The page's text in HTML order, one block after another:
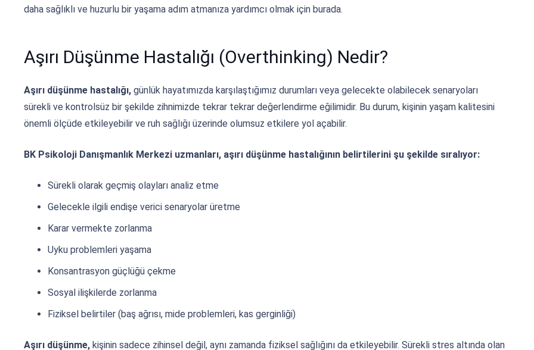
daha sağlıklı ve huzurlu bir yaşama adım atmanıza yardımcı olmak için burada.
Aşırı Düşünme Hastalığı (Overthinking) Nedir?
Aşırı düşünme hastalığı, günlük hayatımızda karşılaştığımız durumları veya gelecekte olabilecek senaryoları
sürekli ve kontrolsüz bir şekilde zihnimizde tekrar tekrar değerlendirme eğilimidir. Bu durum, kişinin yaşam kalitesini
önemli ölçüde etkileyebilir ve ruh sağlığı üzerinde olumsuz etkilere yol açabilir.
BK Psikoloji Danışmanlık Merkezi uzmanları, aşırı düşünme hastalığının belirtilerini şu şekilde sıralıyor:
Sürekli olarak geçmiş olayları analiz etme
Gelecekle ilgili endişe verici senaryolar üretme
Karar vermekte zorlanma
Uyku problemleri yaşama
Konsantrasyon güçlüğü çekme
Sosyal ilişkilerde zorlanma
Fiziksel belirtiler (baş ağrısı, mide problemleri, kas gerginliği)
Aşırı düşünme, kişinin sadece zihinsel değil, aynı zamanda fiziksel sağlığını da etkileyebilir. Sürekli stres altında olan